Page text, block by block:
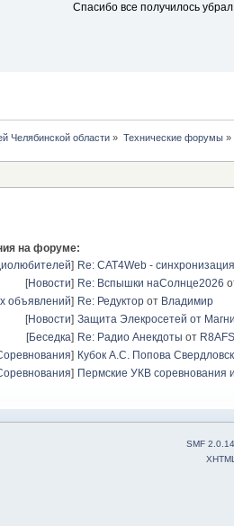
Спасибо все получилось
Челябинской области » Технические форумы»
на форуме:
] Re: CAT4Web -
[Новости] Re: Вспышки наСолнце2026
объявлений] Re: Редуктор от Владимир
[Новости] Защита Элекросетей от
[Беседка] Re: Радио Анекдоты от R8AFS
] Кубок А.С. Попова
] Пермские УКВ соревнования
SMF 2.0.14